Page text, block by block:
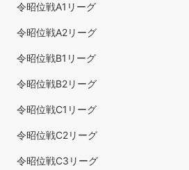
令昭位戦A1リーグ
令昭位戦A2リーグ
令昭位戦B1リーグ
令昭位戦B2リーグ
令昭位戦C1リーグ
令昭位戦C2リーグ
令昭位戦C3リーグ